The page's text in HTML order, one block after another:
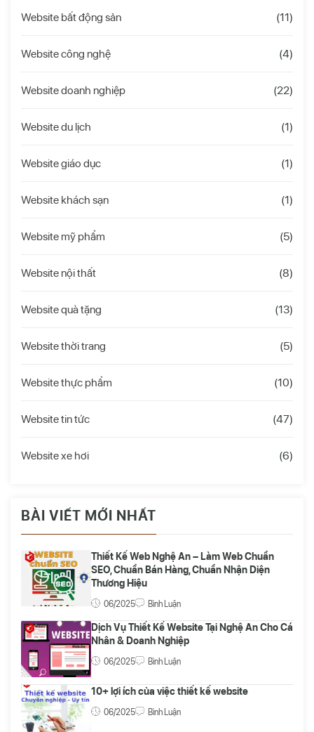
Website bất động sản (11)
Website công nghệ (4)
Website doanh nghiệp (22)
Website du lịch (1)
Website giáo dục (1)
Website khách sạn (1)
Website mỹ phẩm (5)
Website nội thất (8)
Website quà tặng (13)
Website thời trang (5)
Website thực phẩm (10)
Website tin tức (47)
Website xe hơi (6)
BÀI VIẾT MỚI NHẤT
Thiết Kế Web Nghệ An – Làm Web Chuẩn
SEO, Chuẩn Bán Hàng, Chuẩn Nhận Diện
Thương Hiệu
06/2025 Bình Luận
Dịch Vụ Thiết Kế Website Tại Nghệ An Cho Cá
Nhân & Doanh Nghiệp
06/2025 Bình Luận
10+ lợi ích của việc thiết kế website
06/2025 Bình Luận